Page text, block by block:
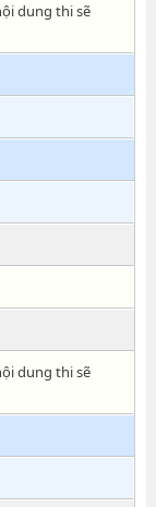
dung thi sẽ
dung thi sẽ